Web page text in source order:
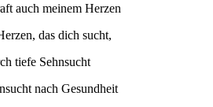
auch meinem Herzen
das dich sucht,
tiefe Sehnsucht
nach Gesundheit